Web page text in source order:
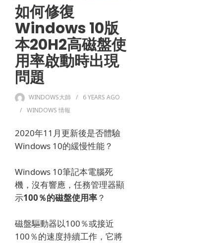
如何修復
Windows 10版
本20H2高磁盤使
用率啟動時出現
問題
WINDOWS大師 6 YEARS AGO
WINDOWS 情報
2020年11月更新後是否體驗
Windows 10的緩慢性能？
Windows 10筆記本電腦死
機，沒有響應，任務管理器顯
示100％的磁盤使用率？
磁盤驅動器以100％或接近
100％的速度持續工作，它將